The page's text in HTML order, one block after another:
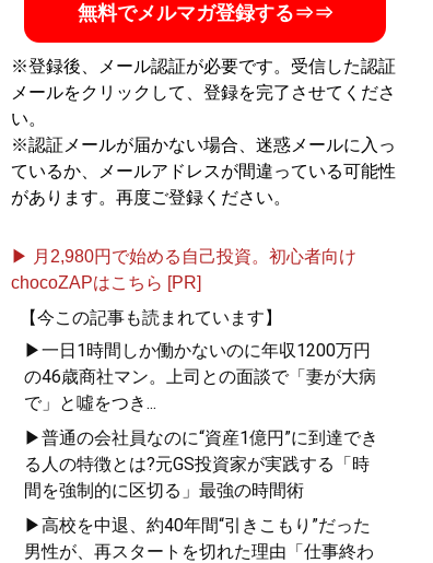
無料でメルマガ登録する⇒⇒
※登録後、メール認証が必要です。受信した認証
メールをクリックして、登録を完了させてくださ
い。
※認証メールが届かない場合、迷惑メールに入っ
ているか、メールアドレスが間違っている可能性
があります。再度ご登録ください。
▶ 月2,980円で始める自己投資。初心者向け
chocoZAPはこちら [PR]
【今この記事も読まれています】
▶一日1時間しか働かないのに年収1200万円
の46歳商社マン。上司との面談で「妻が大病
で」と噓をつき...
▶普通の会社員なのに“資産1億円”に到達でき
る人の特徴とは?元GS投資家が実践する「時
間を強制的に区切る」最強の時間術
▶高校を中退、約40年間“引きこもり”だった
男性が、再スタートを切れた理由「仕事終わ